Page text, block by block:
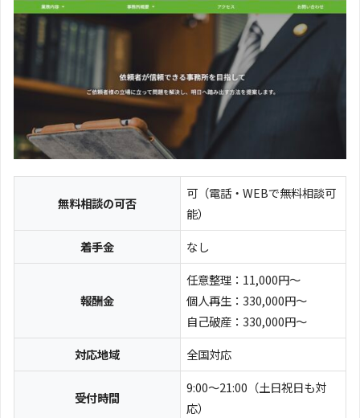
無料相談の可否
可（電話・WEBで無料相談可
能）
着手金
なし
報酬金
任意整理：11,000円～
個人再生：330,000円～
自己破産：330,000円～
対応地域
全国対応
受付時間
9:00～21:00（土日祝日も対
応）